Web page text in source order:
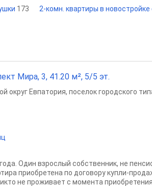
173 2-комн. квартиры в новостройке
Мира, 3, 41.20 м², 5/5 эт.
округ Евпатория, поселок городского
Один взрослый собственник, не
приобретена по договору купли-
не проживает с момента